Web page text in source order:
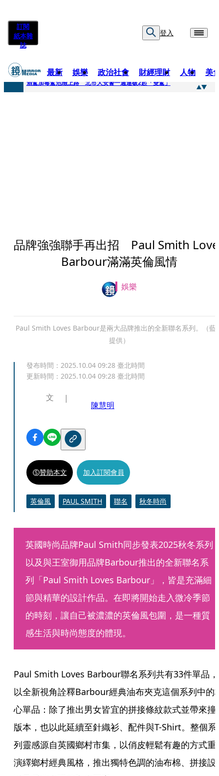
訂閱
紙本雜
誌
登入
最新 娛樂 政治社會 財經理財 人物 美
快訊
酒駕加毒駕危險上路 北市大安警一週連破2起「雙駕」
品牌強強聯手再出招 Paul Smith
Barbour滿滿英倫風情
娛樂
Paul Smith Loves Barbour是兩大品牌推出的全新聯名系列。（藍
提供）
發布時間： 2025.10.04 09:28 臺北時間
更新時間： 2025.10.04 09:28 臺北時間
文
陳慧明
贊助本文 加入訂閱會員
英倫風 PAUL SMITH 聯名 秋冬時尚
英國時尚品牌Paul Smith同步發表2025秋冬系列
以及與王室御用品牌Barbour推出的全新聯名系
列「Paul Smith Loves Barbour」，皆是充滿細
節與精華的設計作品。在即將開始走入微冷季節
的時刻，讓自己被濃濃的英倫風包圍，是一種質
感生活與時尚態度的體現。
Paul Smith Loves Barbour聯名系列共有33件單品，
以全新視角詮釋Barbour經典油布夾克這個系列中的
心單品：除了推出男女皆宜的拼接條紋款式並帶來撞
版本，也以此延續至針織衫、配件與T-Shirt。整個系
列靈感源自英國鄉村市集，以俏皮輕鬆有趣的方式重
演繹鄉村經典風格，推出獨特色調的油布棉、拼接設